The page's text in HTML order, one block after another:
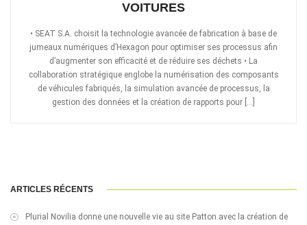
VOITURES
• SEAT S.A. choisit la technologie avancée de fabrication à base de
jumeaux numériques d’Hexagon pour optimiser ses processus afin
d’augmenter son efficacité et de réduire ses déchets • La
collaboration stratégique englobe la numérisation des composants
de véhicules fabriqués, la simulation avancée de processus, la
gestion des données et la création de rapports pour […]
ARTICLES RÉCENTS
Plurial Novilia donne une nouvelle vie au site Patton avec la création de